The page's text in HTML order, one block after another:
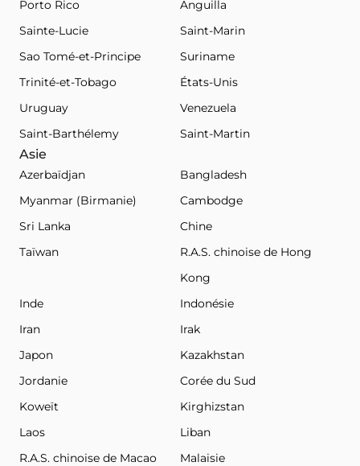
Porto Rico
Anguilla
Sainte-Lucie
Saint-Marin
Sao Tomé-et-Principe
Suriname
Trinité-et-Tobago
États-Unis
Uruguay
Venezuela
Saint-Barthélemy
Saint-Martin
Asie
Azerbaïdjan
Bangladesh
Myanmar (Birmanie)
Cambodge
Sri Lanka
Chine
Taïwan
R.A.S. chinoise de Hong
Kong
Inde
Indonésie
Iran
Irak
Japon
Kazakhstan
Jordanie
Corée du Sud
Koweït
Kirghizstan
Laos
Liban
R.A.S. chinoise de Macao
Malaisie